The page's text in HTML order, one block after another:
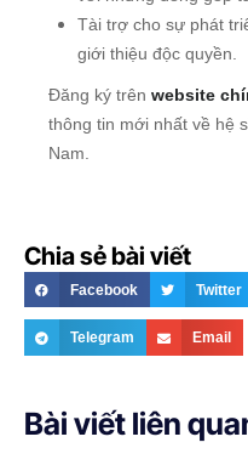
Tài trợ cho sự phát
giới thiệu độc quyền.
Đăng ký trên website
thông tin mới nhất về hệ
Nam.
Chia sẻ bài viết
Facebook Twitter
Telegram Email
Bài viết liên